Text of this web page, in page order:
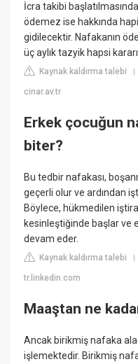
İcra takibi
ödemez ise hakkında
gidilecektir. Nafakanın
üç aylık tazyik hapsi
Kaynak kaldırma talebi
cinar.av.tr
Erkek çocuğun
biter?
Bu tedbir nafakası,
geçerli olur ve ardından
Böylece, hükmedilen
kesinleştiğinde başlar ve
devam eder.
Kaynak kaldırma talebi
tr.linkedin.com
Maaştan ne
Ancak birikmiş nafaka
işlemektedir. Birikmiş